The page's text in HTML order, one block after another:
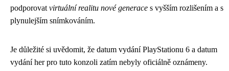
podporovat virtuální realitu nové generace s vyšším rozlišením a s
plynulejším snímkováním.
Je důležité si uvědomit, že datum vydání PlayStationu 6 a datum
vydání her pro tuto konzoli zatím nebyly oficiálně oznámeny.